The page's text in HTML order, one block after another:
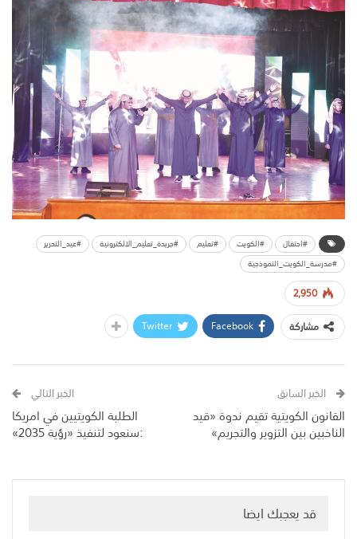
#احتفال #الكويت #تعليم #جريدة_تعليم_الالكترونية
#عيد_التحرير
#مدرسة_الكويت_النموذجية
2,950
مشاركة
Facebook
Twitter
الخبر السابق
القانون الكويتية تقيم ندوة «قيد
الناخبين بين التزوير والتجريم»
الخبر التالي
الطلبة الكويتيين في امريكا
:سنعود لتنفيذ «رؤية 2035»
قد يعجبك ايضا